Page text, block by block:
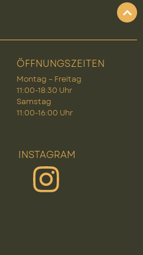
ÖFFNUNGSZEITEN
Montag – Freitag
11:00-18:30 Uhr
Samstag
11:00-16:00 Uhr
INSTAGRAM